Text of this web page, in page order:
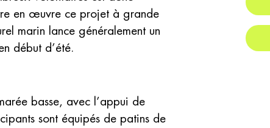
en œuvre ce projet à grande
marin lance généralement un
début d’été.
basse, avec l’appui de
sont équipés de patins de